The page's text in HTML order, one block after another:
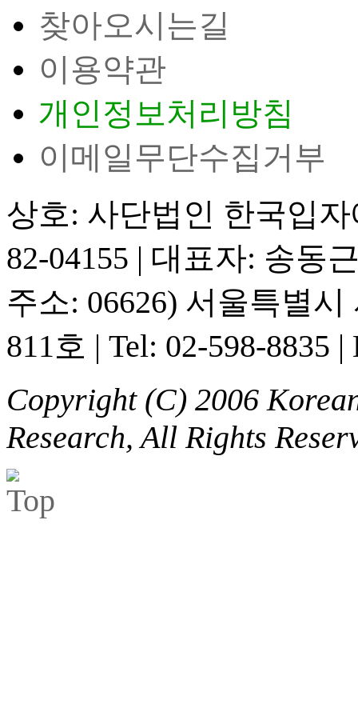
찾아오시는길
이용약관
개인정보처리방침
이메일무단수집거부
상호: 사단법인 한국입
82-04155 | 대표자: 송동
주소: 06626) 서울특별
811호 | Tel: 02-598-8835 |
Copyright (C) 2006
Research, All Rights